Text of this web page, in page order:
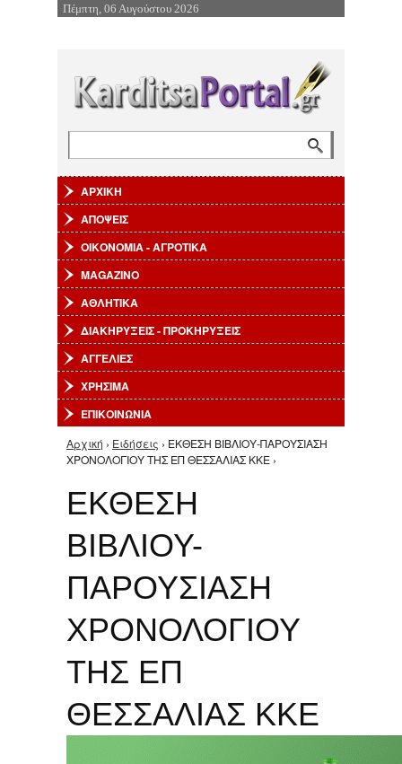
Επιστροφή στην Πλοήγηση
Πέμπτη, 06 Αυγούστου 2026
ΑΡΧΙΚΗ
ΑΠΟΨΕΙΣ
ΟΙΚΟΝΟΜΙΑ - ΑΓΡΟΤΙΚΑ
MAGAZINO
ΑΘΛΗΤΙΚΑ
ΔΙΑΚΗΡΥΞΕΙΣ - ΠΡΟΚΗΡΥΞΕΙΣ
ΑΓΓΕΛΙΕΣ
ΧΡΗΣΙΜΑ
ΕΠΙΚΟΙΝΩΝΙΑ
Είστε εδώ
Αρχική › Ειδήσεις › ΕΚΘΕΣΗ ΒΙΒΛΙΟΥ-ΠΑΡΟΥΣΙΑΣΗ
ΧΡΟΝΟΛΟΓΙΟΥ ΤΗΣ ΕΠ ΘΕΣΣΑΛΙΑΣ ΚΚΕ ›
ΕΚΘΕΣΗ
ΒΙΒΛΙΟΥ-
ΠΑΡΟΥΣΙΑΣΗ
ΧΡΟΝΟΛΟΓΙΟΥ
ΤΗΣ ΕΠ
ΘΕΣΣΑΛΙΑΣ ΚΚΕ